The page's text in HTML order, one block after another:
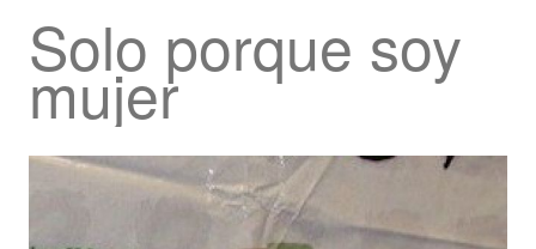
panel
Solo porque soy
mujer